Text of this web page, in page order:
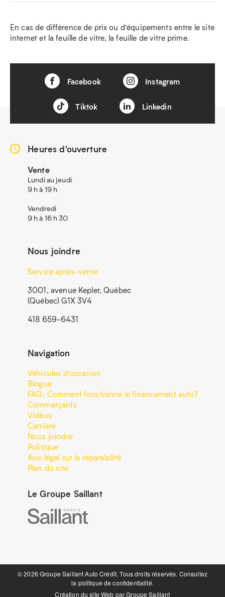
En cas de différence de prix ou d’équipements entre le site
internet et la feuille de vitre, la feuille de vitre prime.
Facebook Instagram
Tiktok Linkedin
Heures d'ouverture
Vente
Lundi au jeudi
9 h à 19 h
Vendredi
9 h à 16 h 30
Nous joindre
Service après-vente
3001, avenue Kepler, Québec
(Québec) G1X 3V4
418 659-6431
Navigation
Véhicules d’occasion
Blogue
FAQ: Comment fonctionne le financement auto?
Commerçants
Vidéos
Carrière
Nous joindre
Politique
Avis légal sur la réparabilité
Plan du site
Le Groupe Saillant
©️ 2026 Groupe Saillant Auto Crédit. Tous droits réservés. Consultez
la politique de confidentialité.
Création du site Web parGroupe Saillant